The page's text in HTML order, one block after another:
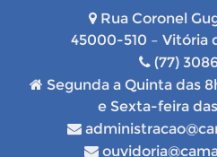
Rua Coronel
45000-510 – Vitória
(77)
Segunda a Quinta das
e Sexta-feira